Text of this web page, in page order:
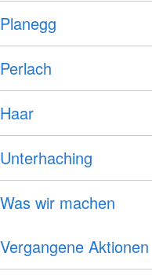
Planegg
Perlach
Haar
Unterhaching
Was wir machen
Vergangene Aktionen